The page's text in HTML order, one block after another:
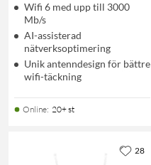
Wifi 6 med upp till 3000
Mb/s
AI-assisterad
nätverksoptimering
Unik antenndesign för bättre
wifi-täckning
Online: 20+ st
28